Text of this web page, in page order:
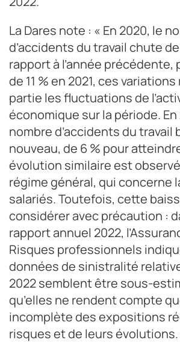
La Dares note : « En 2020, le
d’accidents du travail chute de
rapport à l’année précédente,
de 11 % en 2021, ces
partie les fluctuations de
économique sur la période. En
nombre d’accidents du travail
nouveau, de 6 % pour
évolution similaire est
régime général, qui concerne
salariés. Toutefois, cette
considérer avec précaution :
rapport annuel 2022,
Risques professionnels
données de sinistralité
2022 semblent être sous-
qu’elles ne rendent compte
incomplète des expositions
risques et de leurs évolutions.